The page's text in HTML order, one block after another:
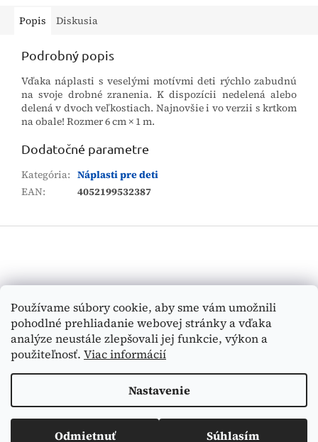
Používame súbory cookie, aby sme vám umožnili
pohodlné prehliadanie webovej stránky a vďaka
analýze neustále zlepšovali jej funkcie, výkon a
použiteľnosť. Viac informácií
Nastavenie
Odmietnuť Súhlasím
Popis Diskusia
Podrobný popis
Vďaka náplasti s veselými motívmi deti rýchlo zabudnú
na svoje drobné zranenia. K dispozícii nedelená alebo
delená v dvoch veľkostiach. Najnovšie i vo verzii s krtkom
na obale! Rozmer6 cm × 1 m.
Dodatočné parametre
Kategória: Náplasti pre deti
EAN: 4052199532387
ä
HĽADAŤ
Vytvoril Shoptet
Copyright 2026Medi-Tex . Všetky práva vyhradené.